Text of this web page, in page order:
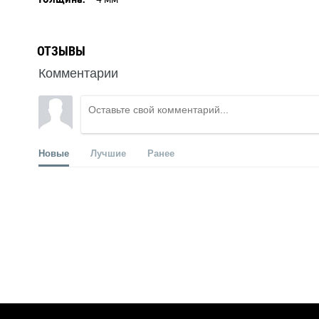
ОТЗЫВЫ
Комментарии
Новые Лучшие Ранее